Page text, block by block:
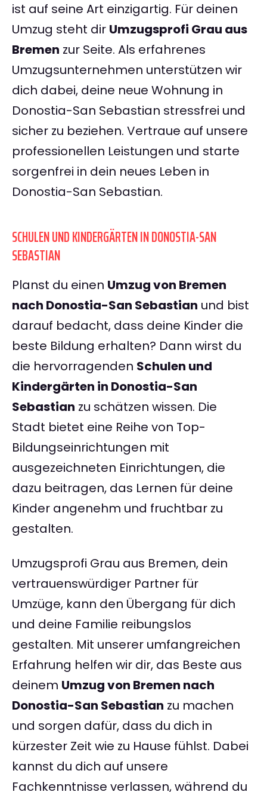
ist auf seine Art einzigartig. Für deinen
Umzug steht dir Umzugsprofi Grau aus
Bremen zur Seite. Als erfahrenes
Umzugsunternehmen unterstützen wir
dich dabei, deine neue Wohnung in
Donostia-San Sebastian stressfrei und
sicher zu beziehen. Vertraue auf unsere
professionellen Leistungen und starte
sorgenfrei in dein neues Leben in
Donostia-San Sebastian.
SCHULEN UND KINDERGÄRTEN IN DONOSTIA-SAN
SEBASTIAN
Planst du einen Umzug von Bremen
nach Donostia-San Sebastian und bist
darauf bedacht, dass deine Kinder die
beste Bildung erhalten? Dann wirst du
die hervorragenden Schulen und
Kindergärten in Donostia-San
Sebastian zu schätzen wissen. Die
Stadt bietet eine Reihe von Top-
Bildungseinrichtungen mit
ausgezeichneten Einrichtungen, die
dazu beitragen, das Lernen für deine
Kinder angenehm und fruchtbar zu
gestalten.
Umzugsprofi Grau aus Bremen, dein
vertrauenswürdiger Partner für
Umzüge, kann den Übergang für dich
und deine Familie reibungslos
gestalten. Mit unserer umfangreichen
Erfahrung helfen wir dir, das Beste aus
deinem Umzug von Bremen nach
Donostia-San Sebastian zu machen
und sorgen dafür, dass du dich in
kürzester Zeit wie zu Hause fühlst. Dabei
kannst du dich auf unsere
Fachkenntnisse verlassen, während du